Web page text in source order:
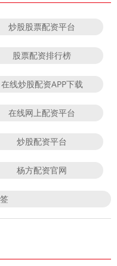
炒股股票配资平台
股票配资排行榜
在线炒股配资APP下载
在线网上配资平台
炒股配资平台
杨方配资官网